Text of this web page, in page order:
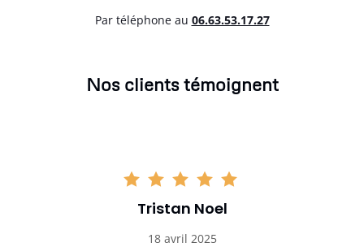
Par téléphone au 06.63.53.17.27
Nos clients témoignent
Tristan Noel
18 avril 2025